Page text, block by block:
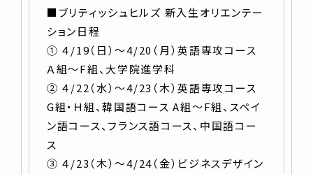
■ブリティッシュヒルズ 新入生オリエンテー
ション日程
① ４/19（日）～4/20（月）英語専攻コース
Ａ組～F組、大学院進学科
② ４/22（水）～4/23（木）英語専攻コース
G組・Ｈ組、韓国語コース A組～F組、スペイ
ン語コース、フランス語コース、中国語コー
ス
③ ４/23（木）～4/24（金）ビジネスデザイン